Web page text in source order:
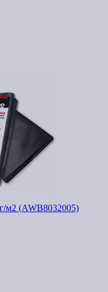
м2 (AWB8032005)